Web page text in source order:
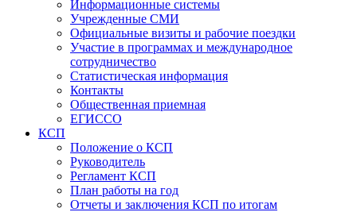
Информационные системы
Учрежденные СМИ
Официальные визиты и рабочие поездки
Участие в программах и международное
сотрудничество
Статистическая информация
Контакты
Общественная приемная
ЕГИССО
КСП
Положение о КСП
Руководитель
Регламент КСП
План работы на год
Отчеты и заключения КСП по итогам